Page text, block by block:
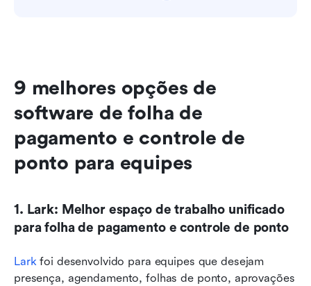
9 melhores opções de
software de folha de
pagamento e controle de
ponto para equipes
1. Lark: Melhor espaço de trabalho unificado
para folha de pagamento e controle de ponto
Lark foi desenvolvido para equipes que desejam
presença, agendamento, folhas de ponto, aprovações